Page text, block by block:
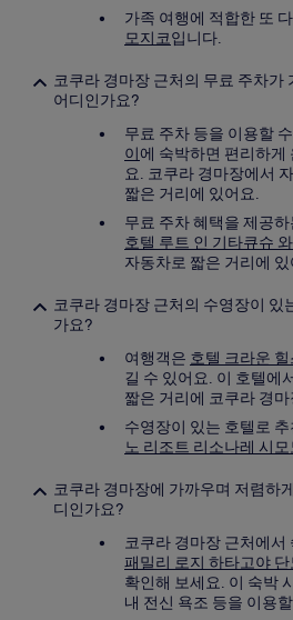
가족 여행에 적합한 또
모지코입니다.
코쿠라 경마장 근처의 무료 주차가
어디인가요?
무료 주차 등을 이용할
이에 숙박하면 편리하게
요. 코쿠라 경마장에서
짧은 거리에 있어요.
무료 주차 혜택을 제공
호텔 루트 인 기타큐슈
자동차로 짧은 거리에
코쿠라 경마장 근처의 수영장이 있
가요?
여행객은 호텔 크라운
길 수 있어요. 이 호텔에
짧은 거리에 코쿠라 경
수영장이 있는 호텔로
노 리조트 리소나레 시모
코쿠라 경마장에 가까우며 저렴하
디인가요?
코쿠라 경마장 근처에서
패밀리 로지 하타고야
확인해 보세요. 이 숙박
내 전신 욕조 등을 이용